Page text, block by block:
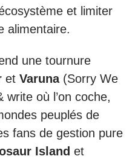
et limiter
alimentaire.
une tournure
et Varuna(Sorry We
où l’on coche,
peuplés de
fans de gestion pure
Island et